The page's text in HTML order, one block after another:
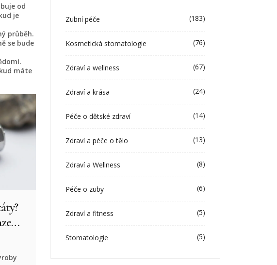
od
je
průběh.
se bude
máte
Zubní péče (183)
Kosmetická stomatologie (76)
Zdraví a wellness (67)
Zdraví a krása (24)
Péče o dětské zdraví (14)
Zdraví a péče o tělo (13)
Zdraví a Wellness (8)
Péče o zuby (6)
Zdraví a fitness (5)
Stomatologie (5)